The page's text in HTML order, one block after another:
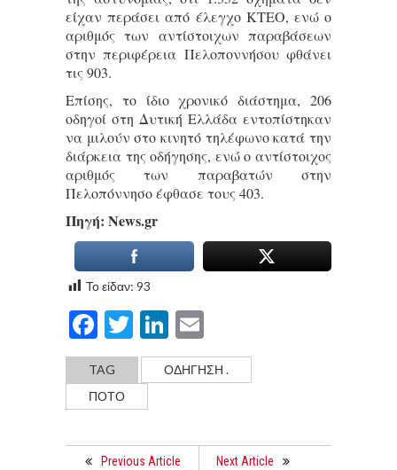
είχαν περάσει από έλεγχο ΚΤΕΟ, ενώ ο
αριθμός των αντίστοιχων παραβάσεων
στην περιφέρεια Πελοποννήσου φθάνει
τις 903.
Επίσης, το ίδιο χρονικό διάστημα, 206
οδηγοί στη Δυτική Ελλάδα εντοπίστηκαν
να μιλούν στο κινητό τηλέφωνο κατά την
διάρκεια της οδήγησης, ενώ ο αντίστοιχος
αριθμός των παραβατών στην
Πελοπόννησο έφθασε τους 403.
Πηγή: Νews.gr
Το είδαν: 93
Facebook
TwitterLinkedIn
TAG
ΟΔΗΓΗΣΗ .
ΠΟΤΟ
Previous Article Next Article